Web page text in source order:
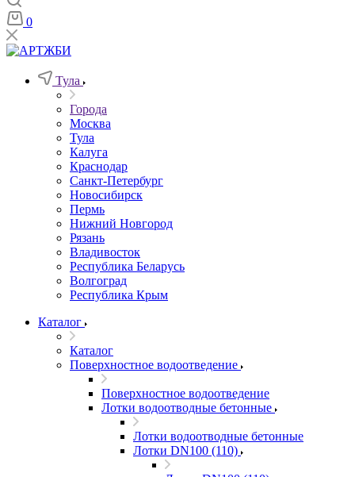
0
Тула
Города
Москва
Тула
Калуга
Краснодар
Санкт-Петербург
Новосибирск
Пермь
Нижний Новгород
Рязань
Владивосток
Республика Беларусь
Волгоград
Республика Крым
Каталог
Каталог
Поверхностное водоотведение
Поверхностное водоотведение
Лотки водоотводные бетонные
Лотки водоотводные бетонные
Лотки DN100 (110)